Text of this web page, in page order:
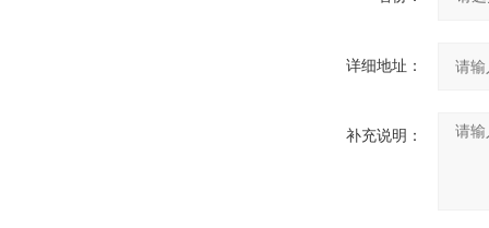
详细地址：
补充说明：